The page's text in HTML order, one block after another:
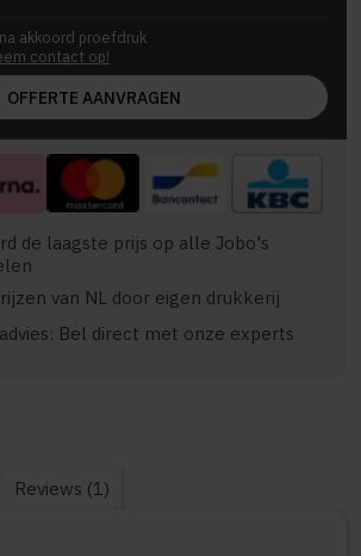
na akkoord proefdruk
contact op!
OFFERTE AANVRAGEN
de laagste prijs op alle Jobo's
van NL door eigen drukkerij
Bel direct met onze experts
Reviews (1)